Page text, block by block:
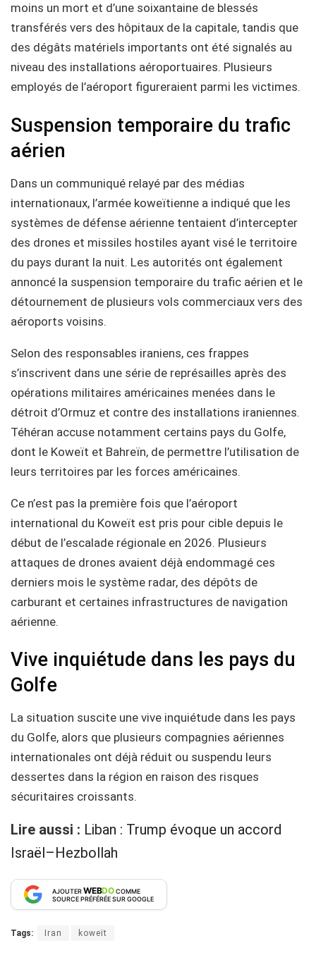
moins un mort et d’une soixantaine de blessés
transférés vers des hôpitaux de la capitale, tandis que
des dégâts matériels importants ont été signalés au
niveau des installations aéroportuaires. Plusieurs
employés de l’aéroport figureraient parmi les victimes.
Suspension temporaire du trafic
aérien
Dans un communiqué relayé par des médias
internationaux, l’armée koweïtienne a indiqué que les
systèmes de défense aérienne tentaient d’intercepter
des drones et missiles hostiles ayant visé le territoire
du pays durant la nuit. Les autorités ont également
annoncé la suspension temporaire du trafic aérien et le
détournement de plusieurs vols commerciaux vers des
aéroports voisins.
Selon des responsables iraniens, ces frappes
s’inscrivent dans une série de représailles après des
opérations militaires américaines menées dans le
détroit d’Ormuz et contre des installations iraniennes.
Téhéran accuse notamment certains pays du Golfe,
dont le Koweït et Bahreïn, de permettre l’utilisation de
leurs territoires par les forces américaines.
Ce n’est pas la première fois que l’aéroport
international du Koweït est pris pour cible depuis le
début de l’escalade régionale en 2026. Plusieurs
attaques de drones avaient déjà endommagé ces
derniers mois le système radar, des dépôts de
carburant et certaines infrastructures de navigation
aérienne.
Vive inquiétude dans les pays du
Golfe
La situation suscite une vive inquiétude dans les pays
du Golfe, alors que plusieurs compagnies aériennes
internationales ont déjà réduit ou suspendu leurs
dessertes dans la région en raison des risques
sécuritaires croissants.
Lire aussi : Liban : Trump évoque un accord
Israël–Hezbollah
AJOUTERWEBDOCOMME
SOURCE PRÉFÉRÉE SUR GOOGLE
Tags: Iran koweït